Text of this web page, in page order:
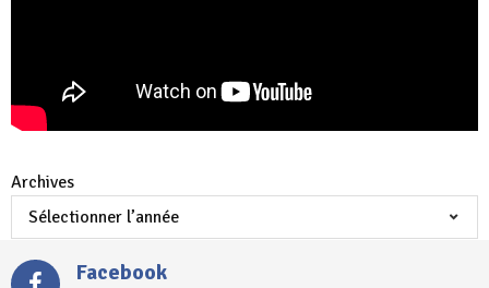
Archives
Facebook